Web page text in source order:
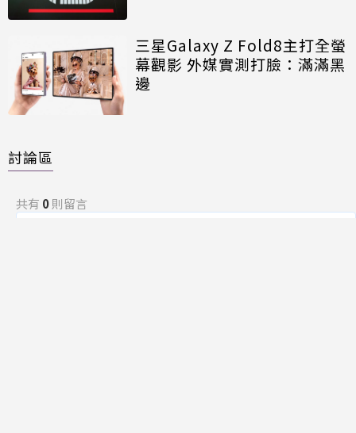
三星Galaxy Z Fold8主打全螢
幕觀影 外媒實測打臉：滿滿黑
邊
討論區
共有 0則留言